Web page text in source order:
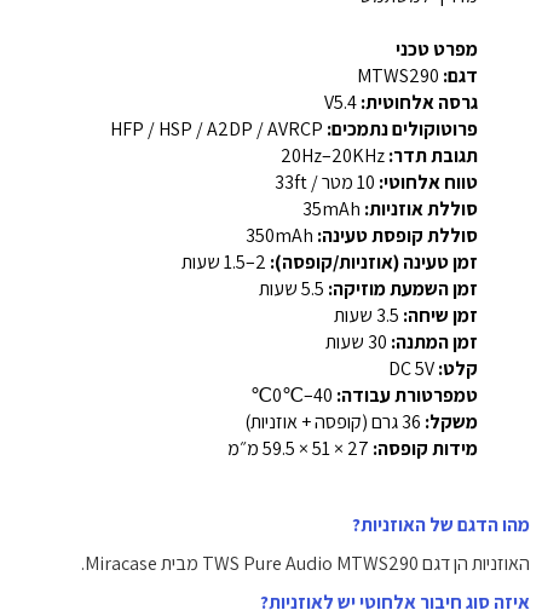
מפרט טכני
דגם:
גרסה אלחוטית:
פרוטוקולים נתמכים:
תגובת תדר:
טווח אלחוטי:
סוללת אוזניות:
סוללת קופסת טעינה:
זמן טעינה (אוזניות/קופסה):
זמן השמעת מוזיקה:
זמן שיחה:
זמן המתנה:
קלט:
טמפרטורת עבודה:
משקל:
מידות קופסה:
מהו הדגם של האוזניות?
האוזניות הן דגם TWS Pure Audio MTWS290 מבית Miracase.
איזה סוג חיבור אלחוטי יש לאוזניות?